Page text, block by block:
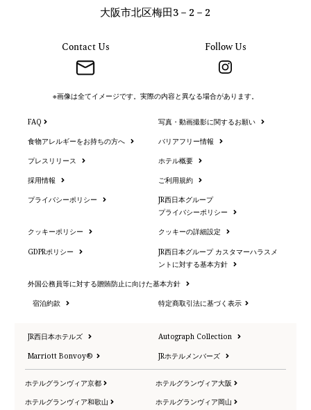
大阪市北区梅田3－2－2
Contact Us Follow Us
※画像は全てイメージです。実際の内容と異なる場合があります。
FAQ 写真・動画撮影に関するお願い
食物アレルギーをお持ちの方へ バリアフリー情報
プレスリリース ホテル概要
採用情報 ご利用規約
プライバシーポリシー
JR西日本グループ
プライバシーポリシー
クッキーポリシー クッキーの詳細設定
GDPRポリシー
JR西日本グループ カスタマーハラスメ
ントに対する基本方針
外国公務員等に対する贈賄防止に向けた基本方針
宿泊約款 特定商取引法に基づく表示
JR西日本ホテルズ Autograph Collection
Marriott Bonvoy® JRホテルメンバーズ
ホテルグランヴィア京都
ホテルグランヴィア大阪
ホテルグランヴィア和歌山
ホテルグランヴィア岡山